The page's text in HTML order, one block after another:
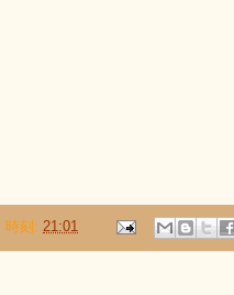
時刻: 21:01